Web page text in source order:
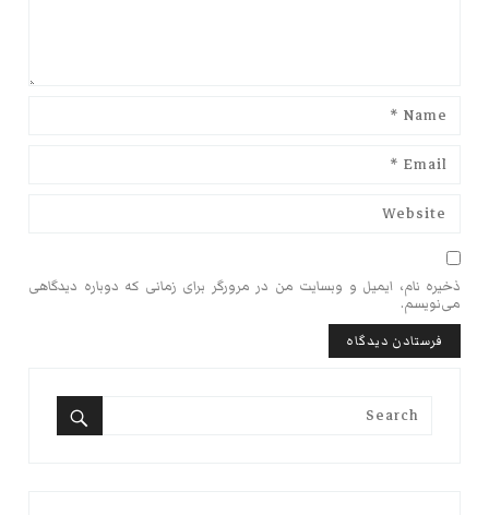
ذخیره نام، ایمیل و وبسایت من در مرورگر برای زمانی که دوباره دیدگاهی
می‌نویسم.
Search